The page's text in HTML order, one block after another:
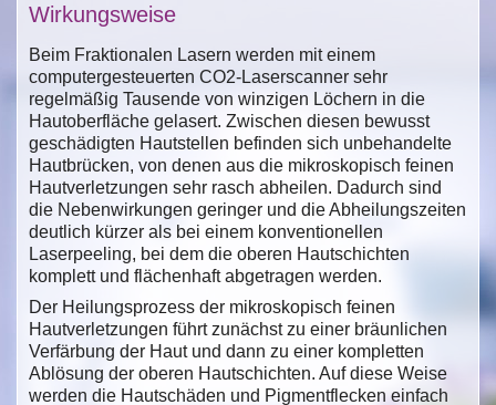
Wirkungsweise
Beim Fraktionalen Lasern werden mit einem
computergesteuerten CO2-Laserscanner sehr
regelmäßig Tausende von winzigen Löchern in die
Hautoberfläche gelasert. Zwischen diesen bewusst
geschädigten Hautstellen befinden sich unbehandelte
Hautbrücken, von denen aus die mikroskopisch feinen
Hautverletzungen sehr rasch abheilen. Dadurch sind
die Nebenwirkungen geringer und die Abheilungszeiten
deutlich kürzer als bei einem konventionellen
Laserpeeling, bei dem die oberen Hautschichten
komplett und flächenhaft abgetragen werden.
Der Heilungsprozess der mikroskopisch feinen
Hautverletzungen führt zunächst zu einer bräunlichen
Verfärbung der Haut und dann zu einer kompletten
Ablösung der oberen Hautschichten. Auf diese Weise
werden die Hautschäden und Pigmentflecken einfach